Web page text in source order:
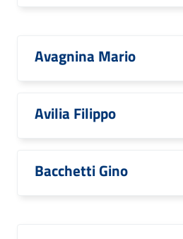
Avagnina Mario
Avilia Filippo
Bacchetti Gino